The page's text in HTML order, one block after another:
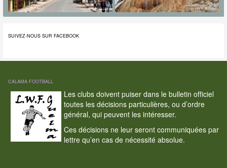
SUIVEZ-NOUS SUR FACEBOOK
CALAMA FOOTBALL
Les clubs doivent puiser dans le bulletin officiel
toutes les décisions particulières, ou d’ordre
général, qui peuvent les intéresser.
Ces décisions ne leur seront communiquées par
lettre qu’en cas de nécessité absolue.